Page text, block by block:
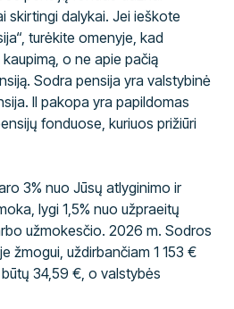
skirtingi dalykai. Jei ieškote
turėkite omenyje, kad
o ne apie pačią
Sodra pensija yra valstybinė
II pakopa yra papildomas
fonduose, kuriuos prižiūri
3% nuo Jūsų atlyginimo ir
lygi 1,5% nuo užpraeitų
užmokesčio. 2026 m. Sodros
žmogui, uždirbančiam 1 153 €
34,59 €, o valstybės